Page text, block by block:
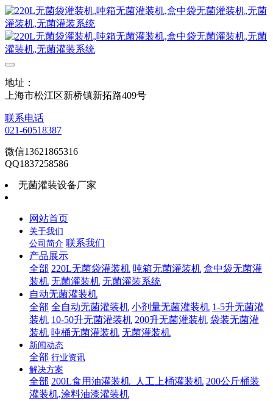
地址：
上海市松江区新桥镇新拓路409号
联系电话
021-60518387
微信13621865316
QQ1837258586
无菌灌装设备厂家
网站首页
关于我们
公司简介 联系我们
产品展示
全部 220L无菌袋灌装机 吨箱无菌灌装机 盒中袋无菌灌
装机 无菌灌装机 无菌灌装系统
自动无菌灌装机
全部 全自动无菌灌装机 小剂量无菌灌装机 1-5升无菌灌
装机 10-50升无菌灌装机 200升无菌灌装机 袋装无菌灌
装机 吨桶无菌灌装机 无菌灌装机
新闻动态
全部 行业资讯
解决方案
全部 200L食用油灌装机_人工上桶灌装机 200公斤桶装
灌装机,涂料油漆灌装机